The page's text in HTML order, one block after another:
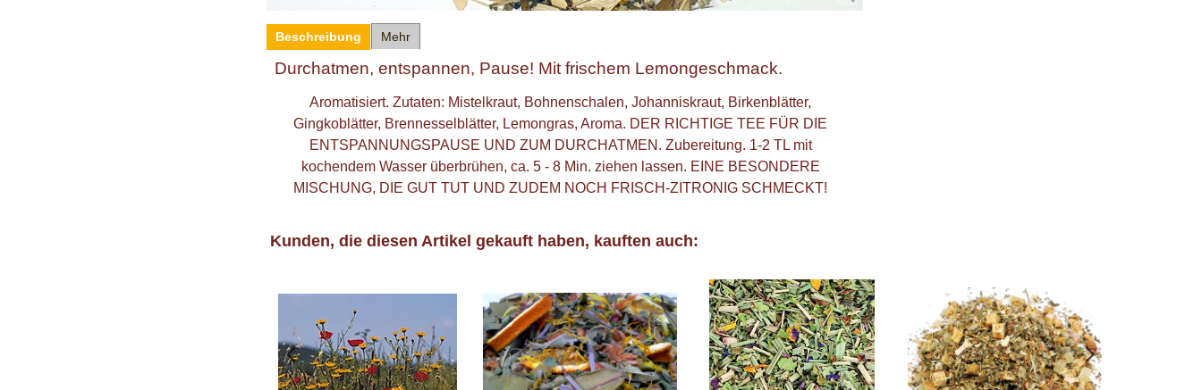
Beschreibung Mehr
Durchatmen, entspannen, Pause! Mit frischem Lemongeschmack.
Aromatisiert. Zutaten: Mistelkraut, Bohnenschalen, Johanniskraut, Birkenblätter,
Gingkoblätter, Brennesselblätter, Lemongras, Aroma. DER RICHTIGE TEE FÜR DIE
ENTSPANNUNGSPAUSE UND ZUM DURCHATMEN. Zubereitung. 1-2 TL mit
kochendem Wasser überbrühen, ca. 5 - 8 Min. ziehen lassen. EINE BESONDERE
MISCHUNG, DIE GUT TUT UND ZUDEM NOCH FRISCH-ZITRONIG SCHMECKT!
Kunden, die diesen Artikel gekauft haben, kauften auch: